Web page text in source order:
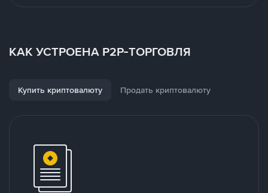
КАК УСТРОЕНА P2P-ТОРГОВЛЯ
Купить криптовалюту Продать криптовалюту